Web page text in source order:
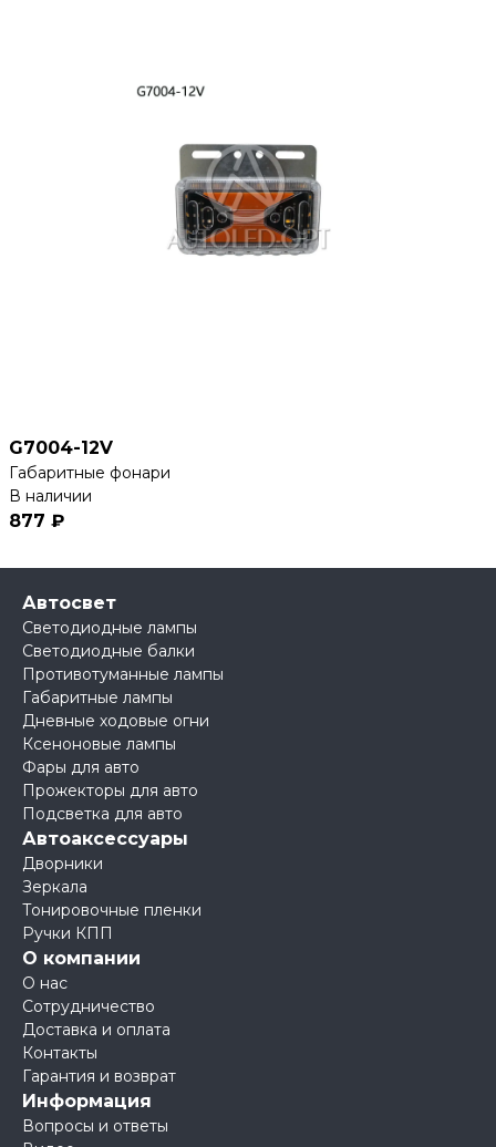
G7004-12V
Габаритные фонари
В наличии
877 ₽
Автосвет
Светодиодные лампы
Светодиодные балки
Противотуманные лампы
Габаритные лампы
Дневные ходовые огни
Ксеноновые лампы
Фары для авто
Прожекторы для авто
Подсветка для авто
Автоаксессуары
Дворники
Зеркала
Тонировочные пленки
Ручки КПП
О компании
О нас
Сотрудничество
Доставка и оплата
Контакты
Гарантия и возврат
Информация
Вопросы и ответы